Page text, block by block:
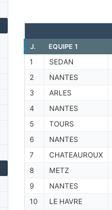
J.
EQUIPE 1
1 SEDAN
2
NANTES
3
ARLES
4
NANTES
5
TOURS
6
NANTES
7
CHATEAUROUX
8
METZ
9
NANTES
10
LE HAVRE